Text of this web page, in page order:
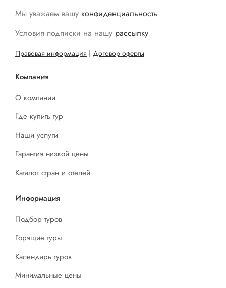
Мы уважаем вашу конфиденциальность
Условия подписки на нашу рассылку
Правовая информация | Договор оферты
Компания
О компании
Где купить тур
Наши услуги
Гарантия низкой цены
Каталог стран и отелей
Информация
Подбор туров
Горящие туры
Календарь туров
Минимальные цены